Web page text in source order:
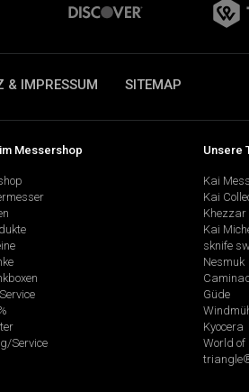
& IMPRESSUM SITEMAP
Messershop
Service
Unsere
Kai
Kai
Khezzar
Kai
sknife
Nesmuk
Güde
Kyocera
World of